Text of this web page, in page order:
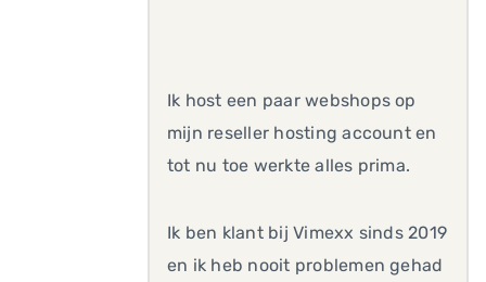
Ik host een paar webshops op
mijn reseller hosting account en
tot nu toe werkte alles prima.
Ik ben klant bij Vimexx sinds 2019
en ik heb nooit problemen gehad